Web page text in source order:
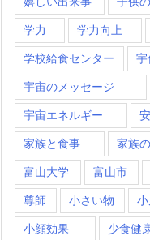
学力 学力向上
学校給食センター 宇
宇宙のメッセージ
宇宙エネルギー
家族と食事 家族
富山大学 富山市
尊師 小さい物
小顔効果 少食健